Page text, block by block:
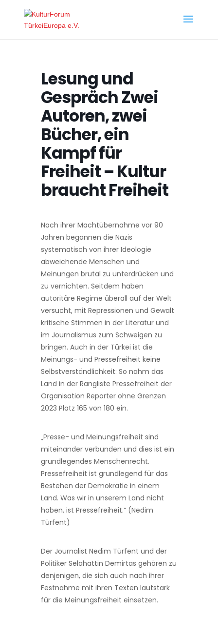
Lesung und
Gespräch Zwei
Autoren, zwei
Bücher, ein
Kampf für
Freiheit – Kultur
braucht Freiheit
Nach ihrer Machtübernahme vor 90
Jahren begannen die Nazis
systematisch von ihrer Ideologie
abweichende Menschen und
Meinungen brutal zu unterdrücken und
zu vernichten. Seitdem haben
autoritäre Regime überall auf der Welt
versucht, mit Repressionen und Gewalt
kritische Stimmen in der Literatur und
im Journalismus zum Schweigen zu
bringen. Auch in der Türkei ist die
Meinungs- und Pressefreiheit keine
Selbstverständlichkeit: So nahm das
Land in der Rangliste Pressefreiheit der
Organisation Reporter ohne Grenzen
2023 Platz 165 von 180 ein.
„Presse- und Meinungsfreiheit sind
miteinander verbunden und dies ist ein
grundlegendes Menschenrecht.
Pressefreiheit ist grundlegend für das
Bestehen der Demokratie in einem
Land. Was wir in unserem Land nicht
haben, ist Pressefreiheit.“ (Nedim
Türfent)
Der Journalist Nedim Türfent und der
Politiker Selahattin Demirtas gehören zu
denjenigen, die sich auch nach ihrer
Festnahme mit ihren Texten lautstark
für die Meinungsfreiheit einsetzen.